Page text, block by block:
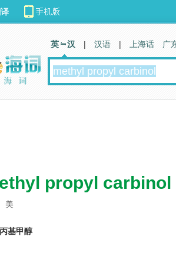
propyl carbinol
美
基甲醇
英 汉 | 汉语 | 上海话 广